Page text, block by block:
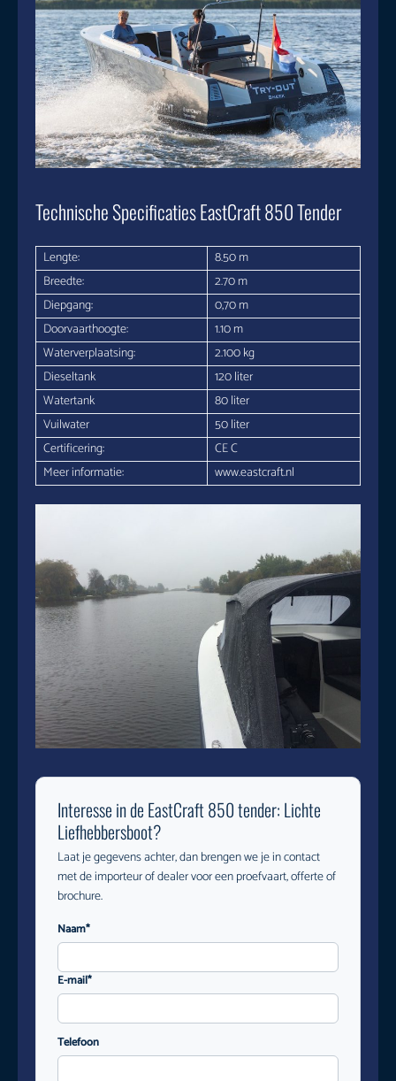
Technische Specificaties EastCraft 850 Tender
Lengte:
8.50 m
Breedte:
2.70 m
Diepgang:
0,70 m
Doorvaarthoogte:
1.10 m
Waterverplaatsing:
2.100 kg
Dieseltank
120 liter
Watertank
80 liter
Vuilwater
50 liter
Certificering:
CE C
Meer informatie:
www.eastcraft.nl
Interesse in de EastCraft 850 tender: Lichte
Liefhebbersboot?
Laat je gegevens achter, dan brengen we je in contact
met de importeur of dealer voor een proefvaart, offerte of
brochure.
Naam*
E-mail*
Telefoon